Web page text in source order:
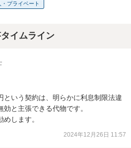
・プライベート
イムライン
という契約は、明らかに利息制限法違
と主張できる代物です。
します。
2024年12月26日 11:57